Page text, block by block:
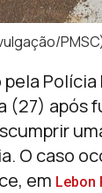
(27) após
O caso
em Lebon